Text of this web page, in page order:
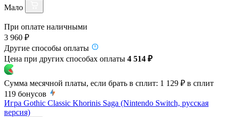
Мало
При оплате наличными
3 960 ₽
Другие способы оплаты
Цена при других способах оплаты 4 514 ₽
Сумма месячной платы, если брать в сплит: 1 129 ₽ в сплит
119 бонусов
Игра Gothic Classic Khorinis Saga (Nintendo Switch, русская
версия)